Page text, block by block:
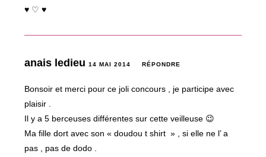
♥ ♡ ♥
anais ledieu14 MAI 2014 RÉPONDRE
Bonsoir et merci pour ce joli concours , je participe avec
plaisir .
Il y a 5 berceuses différentes sur cette veilleuse 😉
Ma fille dort avec son « doudou t shirt » , si elle ne l’ a
pas , pas de dodo .